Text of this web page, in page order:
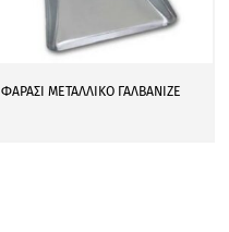
ΦΑΡΑΣΙ ΜΕΤΑΛΛΙΚΟ ΓΑΛΒΑΝΙΖΕ